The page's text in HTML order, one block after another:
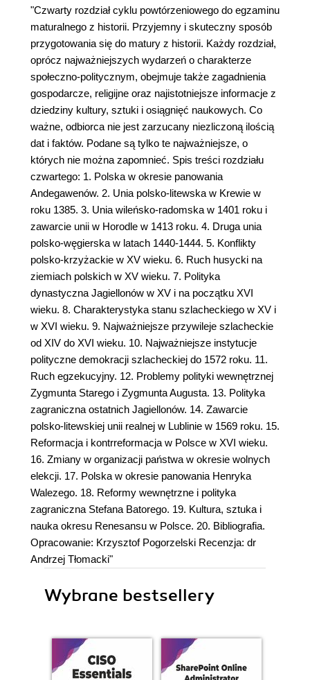
"Czwarty rozdział cyklu powtórzeniowego do egzaminu
maturalnego z historii. Przyjemny i skuteczny sposób
przygotowania się do matury z historii. Każdy rozdział,
oprócz najważniejszych wydarzeń o charakterze
społeczno-politycznym, obejmuje także zagadnienia
gospodarcze, religijne oraz najistotniejsze informacje z
dziedziny kultury, sztuki i osiągnięć naukowych. Co
ważne, odbiorca nie jest zarzucany niezliczoną ilością
dat i faktów. Podane są tylko te najważniejsze, o
których nie można zapomnieć. Spis treści rozdziału
czwartego: 1. Polska w okresie panowania
Andegawenów. 2. Unia polsko-litewska w Krewie w
roku 1385. 3. Unia wileńsko-radomska w 1401 roku i
zawarcie unii w Horodle w 1413 roku. 4. Druga unia
polsko-węgierska w latach 1440-1444. 5. Konflikty
polsko-krzyżackie w XV wieku. 6. Ruch husycki na
ziemiach polskich w XV wieku. 7. Polityka
dynastyczna Jagiellonów w XV i na początku XVI
wieku. 8. Charakterystyka stanu szlacheckiego w XV i
w XVI wieku. 9. Najważniejsze przywileje szlacheckie
od XIV do XVI wieku. 10. Najważniejsze instytucje
polityczne demokracji szlacheckiej do 1572 roku. 11.
Ruch egzekucyjny. 12. Problemy polityki wewnętrznej
Zygmunta Starego i Zygmunta Augusta. 13. Polityka
zagraniczna ostatnich Jagiellonów. 14. Zawarcie
polsko-litewskiej unii realnej w Lublinie w 1569 roku. 15.
Reformacja i kontrreformacja w Polsce w XVI wieku.
16. Zmiany w organizacji państwa w okresie wolnych
elekcji. 17. Polska w okresie panowania Henryka
Walezego. 18. Reformy wewnętrzne i polityka
zagraniczna Stefana Batorego. 19. Kultura, sztuka i
nauka okresu Renesansu w Polsce. 20. Bibliografia.
Opracowanie: Krzysztof Pogorzelski Recenzja: dr
Andrzej Tłomacki"
Wybrane bestsellery